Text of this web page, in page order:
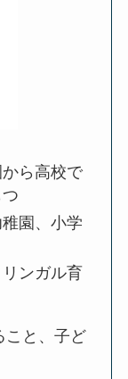
ら高校で
園、小学
ンガル育
こと、子ど